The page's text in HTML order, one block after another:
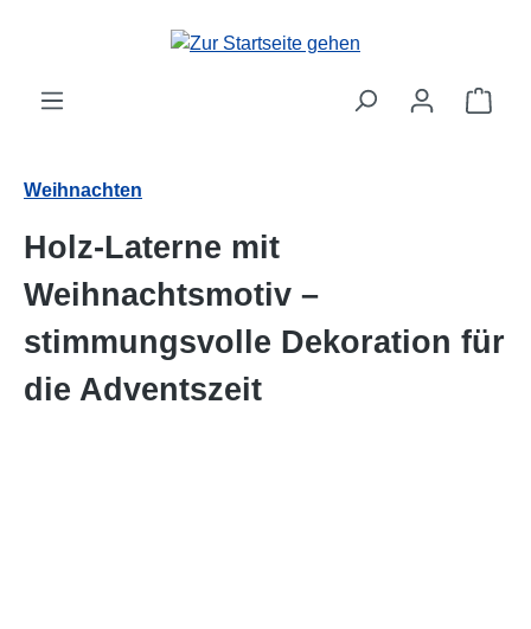
Weihnachten
Holz-Laterne mit
Weihnachtsmotiv –
stimmungsvolle Dekoration für
die Adventszeit